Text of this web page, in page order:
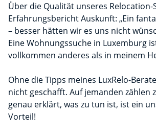
Über die Qualität unseres Relocation-
Erfahrungsbericht Auskunft: „Ein
– besser hätten wir es uns nicht
Eine Wohnungssuche in Luxemburg
vollkommen anderes als in meinem
Ohne die Tipps meines LuxRelo-
nicht geschafft. Auf jemanden zählen
genau erklärt, was zu tun ist, ist ein
Vorteil!